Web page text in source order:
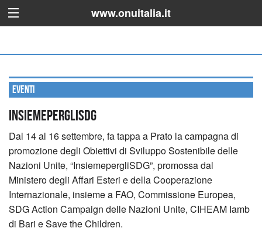
www.onuitalia.it
Eventi
InsiemepergliSDG
Dal 14 al 16 settembre, fa tappa a Prato la campagna di
promozione degli Obiettivi di Sviluppo Sostenibile delle
Nazioni Unite, “InsiemepergliSDG”, promossa dal
Ministero degli Affari Esteri e della Cooperazione
Internazionale, insieme a FAO, Commissione Europea,
SDG Action Campaign delle Nazioni Unite, CIHEAM Iamb
di Bari e Save the Children.